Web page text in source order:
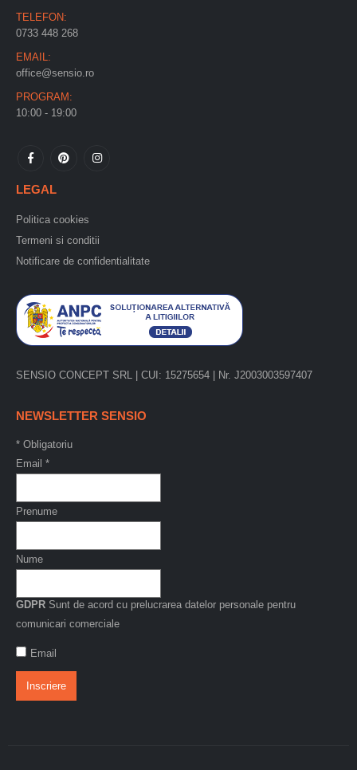
TELEFON:
0733 448 268
EMAIL:
office@sensio.ro
PROGRAM:
10:00 - 19:00
LEGAL
Politica cookies
Termeni si conditii
Notificare de confidentialitate
SENSIO CONCEPT SRL | CUI: 15275654 | Nr. J2003003597407
NEWSLETTER SENSIO
* Obligatoriu
Email *
Prenume
Nume
GDPR Sunt de acord cu prelucrarea datelor personale pentru
comunicari comerciale
Email